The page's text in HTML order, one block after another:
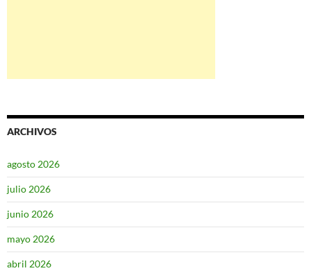
ARCHIVOS
agosto 2026
julio 2026
junio 2026
mayo 2026
abril 2026